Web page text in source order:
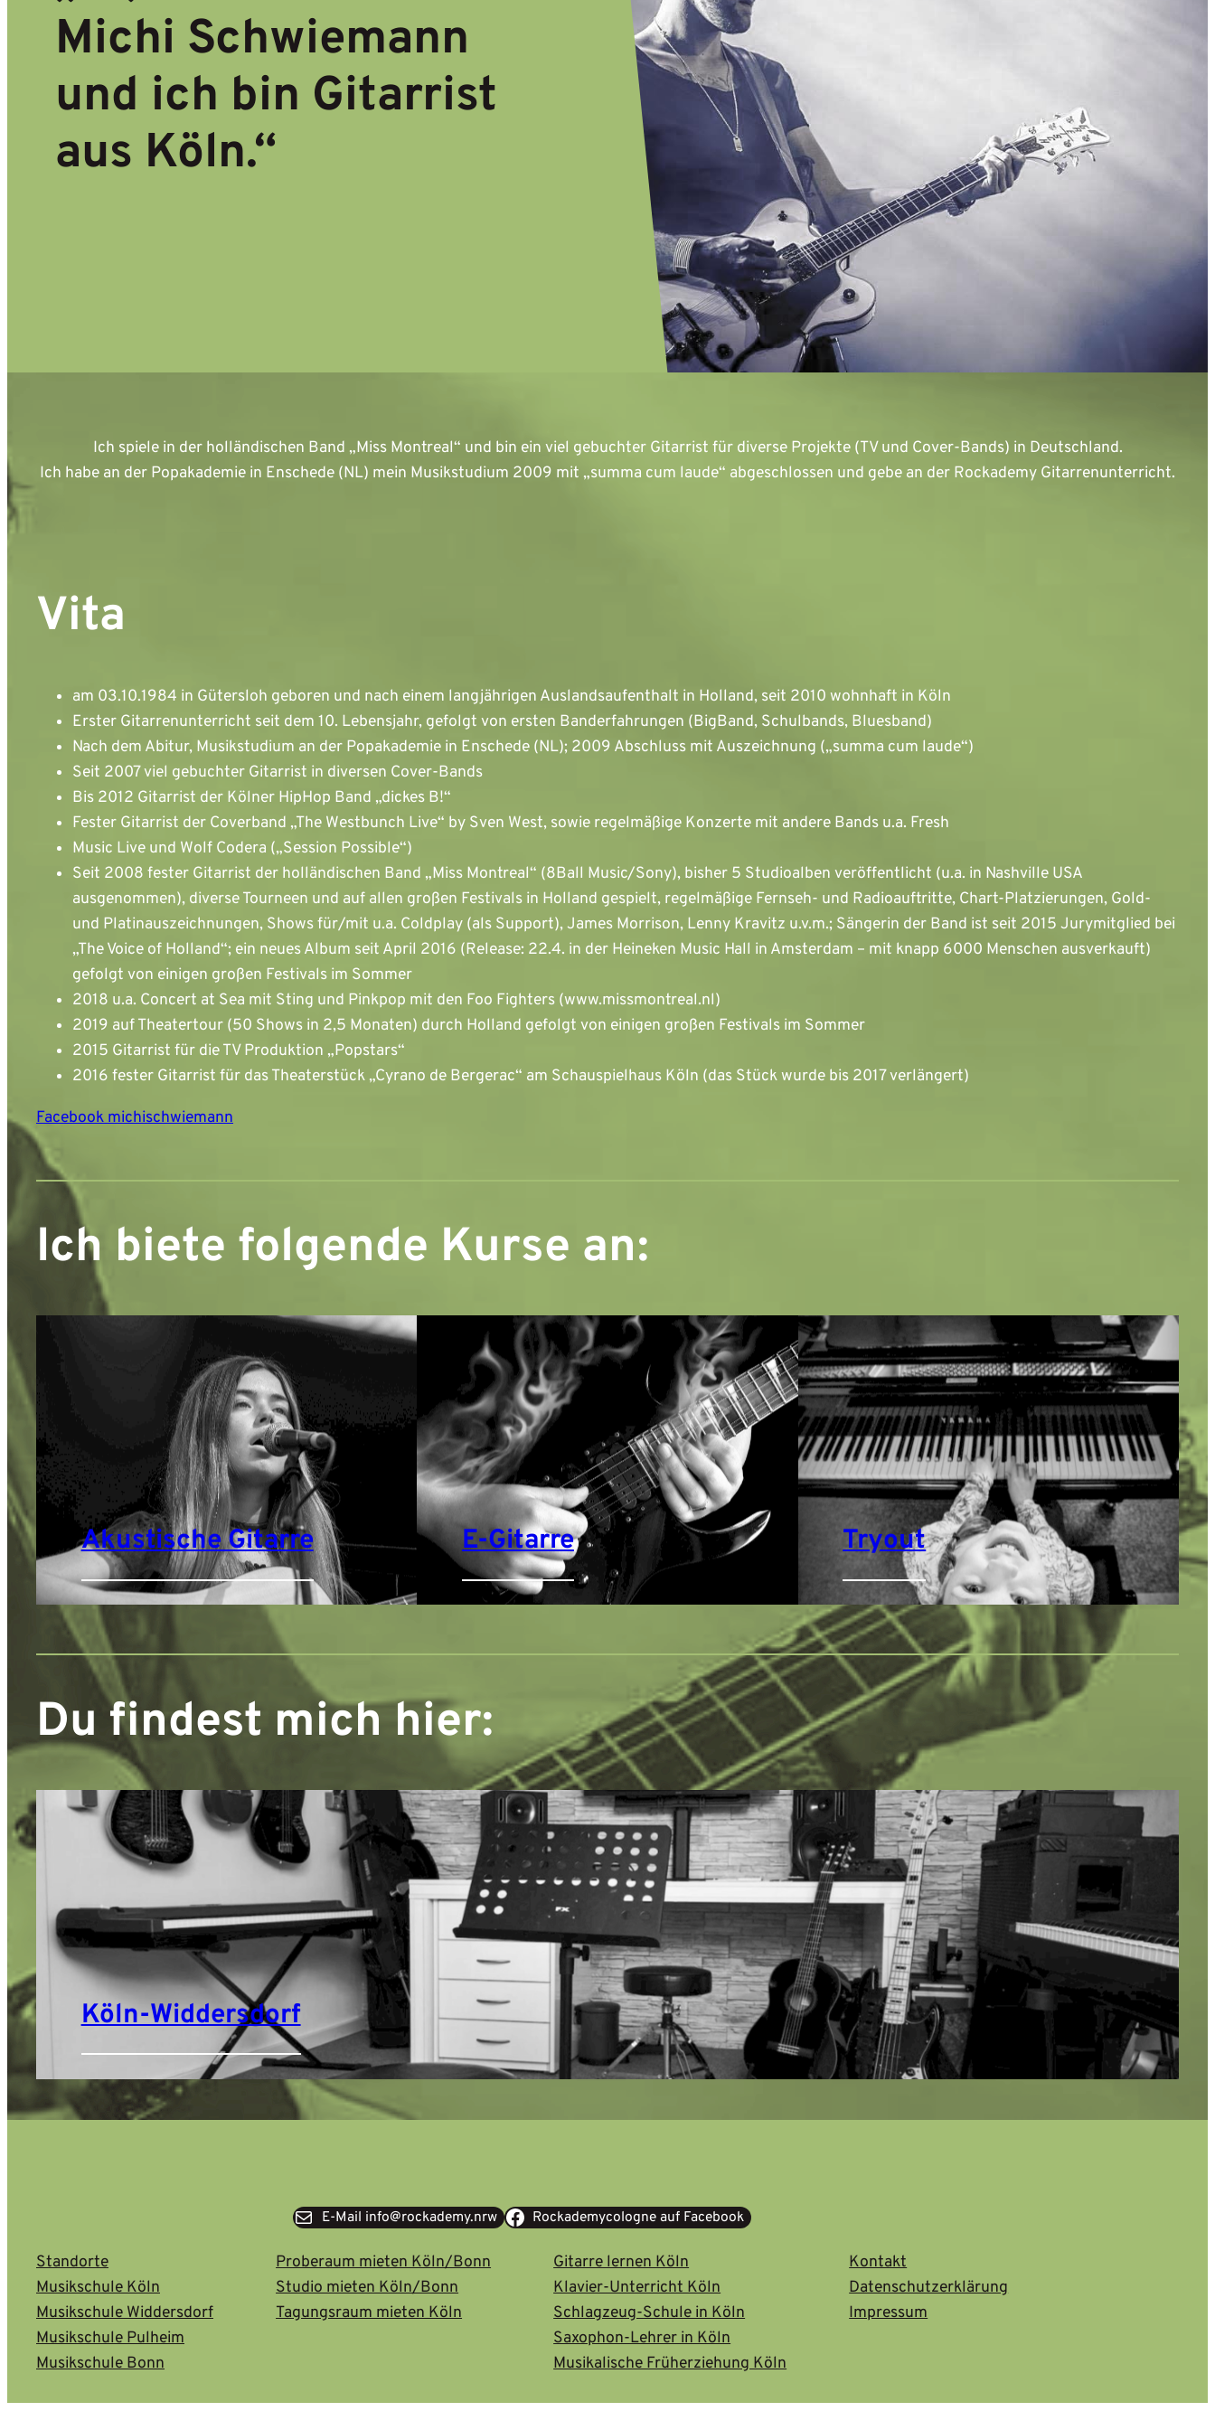
Michi Schwiemann
und ich bin Gitarrist
aus Köln.“
Ich spiele in der holländischen Band „Miss Montreal“ und bin ein viel gebuchter Gitarrist für diverse Projekte (TV und Cover-Bands) in Deutschland.
Ich habe an der Popakademie in Enschede (NL) mein Musikstudium 2009 mit „summa cum laude“ abgeschlossen und gebe an der Rockademy Gitarrenunterricht.
Vita
am 03.10.1984 in Gütersloh geboren und nach einem langjährigen Auslandsaufenthalt in Holland, seit 2010 wohnhaft in Köln
Erster Gitarrenunterricht seit dem 10. Lebensjahr, gefolgt von ersten Banderfahrungen (BigBand, Schulbands, Bluesband)
Nach dem Abitur, Musikstudium an der Popakademie in Enschede (NL); 2009 Abschluss mit Auszeichnung („summa cum laude“)
Seit 2007 viel gebuchter Gitarrist in diversen Cover-Bands
Bis 2012 Gitarrist der Kölner HipHop Band „dickes B!“
Fester Gitarrist der Coverband „The Westbunch Live“ by Sven West, sowie regelmäßige Konzerte mit andere Bands u.a. Fresh
Music Live und Wolf Codera („Session Possible“)
Seit 2008 fester Gitarrist der holländischen Band „Miss Montreal“ (8Ball Music/Sony), bisher 5 Studioalben veröffentlicht (u.a. in Nashville USA
ausgenommen), diverse Tourneen und auf allen großen Festivals in Holland gespielt, regelmäßige Fernseh- und Radioauftritte, Chart-Platzierungen, Gold-
und Platinauszeichnungen, Shows für/mit u.a. Coldplay (als Support), James Morrison, Lenny Kravitz u.v.m.; Sängerin der Band ist seit 2015 Jurymitglied bei
„The Voice of Holland“; ein neues Album seit April 2016 (Release: 22.4. in der Heineken Music Hall in Amsterdam – mit knapp 6000 Menschen ausverkauft)
gefolgt von einigen großen Festivals im Sommer
2018 u.a. Concert at Sea mit Sting und Pinkpop mit den Foo Fighters (www.missmontreal.nl)
2019 auf Theatertour (50 Shows in 2,5 Monaten) durch Holland gefolgt von einigen großen Festivals im Sommer
2015 Gitarrist für die TV Produktion „Popstars“
2016 fester Gitarrist für das Theaterstück „Cyrano de Bergerac“ am Schauspielhaus Köln (das Stück wurde bis 2017 verlängert)
Facebook michischwiemann
Ich biete folgende Kurse an:
Akustische Gitarre E-Gitarre Tryout
Du findest mich hier:
Köln-Widdersdorf
E-Mail info@rockademy.nrw Rockademycologne auf Facebook
Standorte
Musikschule Köln
Musikschule Widdersdorf
Musikschule Pulheim
Musikschule Bonn
Proberaum mieten Köln/Bonn
Studio mieten Köln/Bonn
Tagungsraum mieten Köln
Gitarre lernen Köln
Klavier-Unterricht Köln
Schlagzeug-Schule in Köln
Saxophon-Lehrer in Köln
Musikalische Früherziehung Köln
Kontakt
Datenschutzerklärung
Impressum